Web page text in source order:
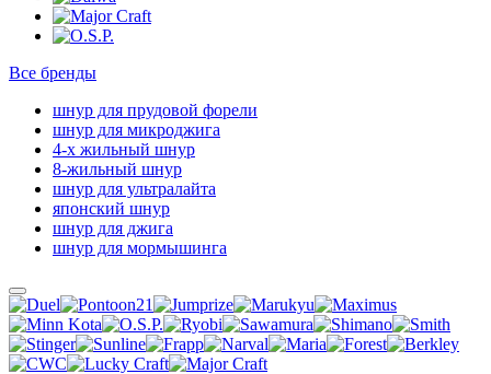
Все бренды
шнур для прудовой форели
шнур для микроджига
4-х жильный шнур
8-жильный шнур
шнур для ультралайта
японский шнур
шнур для джига
шнур для мормышинга